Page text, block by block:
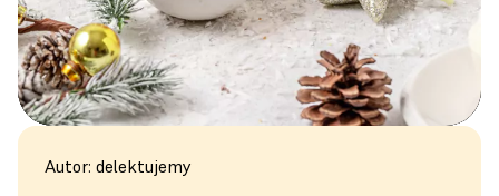
Autor: delektujemy